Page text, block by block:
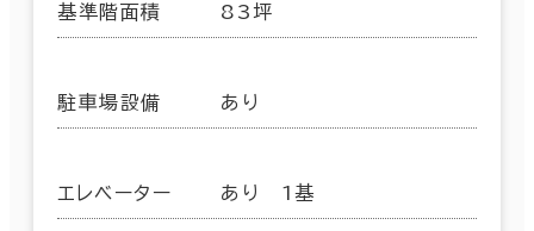
基準階面積 83坪
駐車場設備 あり
エレベーター あり 1基